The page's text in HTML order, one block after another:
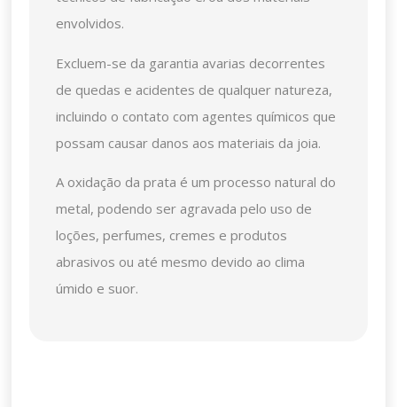
envolvidos.
Excluem-se da garantia avarias decorrentes
de quedas e acidentes de qualquer natureza,
incluindo o contato com agentes químicos que
possam causar danos aos materiais da joia.
A oxidação da prata é um processo natural do
metal, podendo ser agravada pelo uso de
loções, perfumes, cremes e produtos
abrasivos ou até mesmo devido ao clima
úmido e suor.